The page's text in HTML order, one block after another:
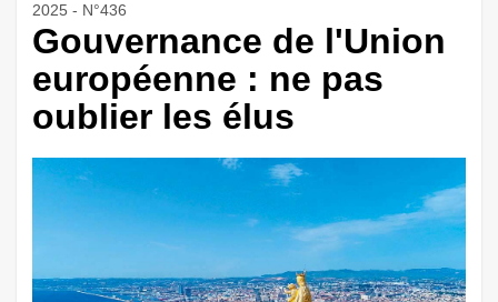
2025 - N°436
Gouvernance de l'Union
européenne : ne pas
oublier les élus